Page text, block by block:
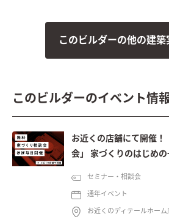
このビルダーの他の建築
このビルダーのイベント情
お近くの店舗にて開催！
会」 家づくりのはじめ
セミナー・相談会
通年イベント
お近くのディテールホー